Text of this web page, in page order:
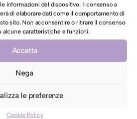
informazioni del dispositivo. Il consenso a
di elaborare dati come il comportamento di
sito. Non acconsentire o ritirare il consenso
caratteristiche e funzioni.
Accetta
Nega
le preferenze
Cookie Policy
commento